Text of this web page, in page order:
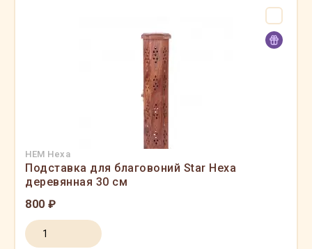
HEM Hexa
Подставка для благовоний Star Hexa
деревянная 30 см
800 ₽